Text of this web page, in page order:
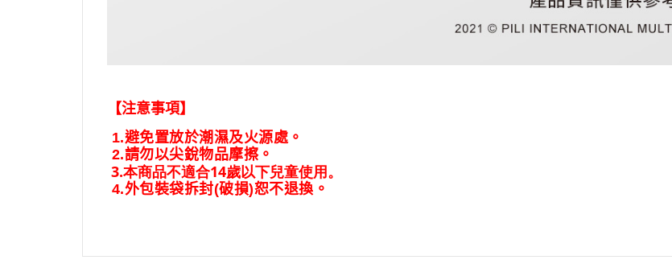
【注意事項】
1.避免置放於潮濕及火源處。
2.請勿以尖銳物品摩擦。
3.本商品不適合14歲以下兒童使用。
4.外包裝袋拆封(破損)恕不退換。